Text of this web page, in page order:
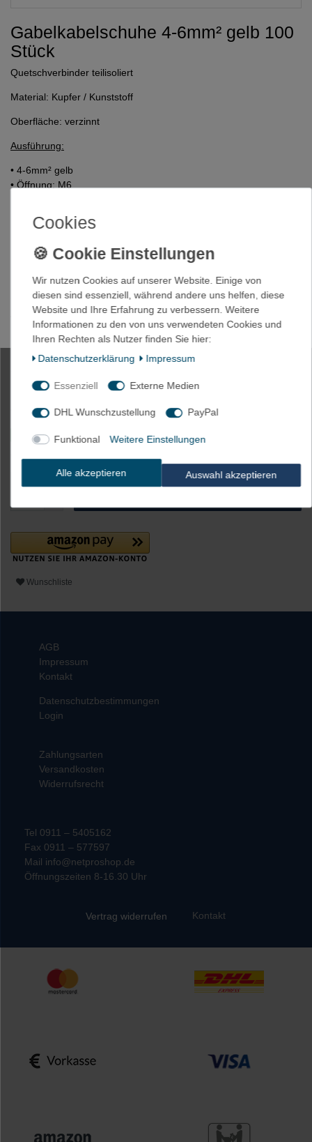
Gabelkabelschuhe 4-6mm² gelb 100
Stück
Quetschverbinder teilisoliert
Material: Kupfer / Kunststoff
Oberfläche: verzinnt
Ausführung:
• 4-6mm² gelb
• Öffnung: M6
M6 gelb
Artikelnummer1758-4/M6
8,95 EUR*
Grundpreis0,09 € / Stück
Innerhalb 24h versandfertig. Lieferzeit max. 5 Tage**
In den Warenkorb
Wunschliste
AGB
Impressum
Kontakt
Datenschutzbestimmungen
Login
Zahlungsarten
Versandkosten
Widerrufsrecht
Tel 0911 – 5405162
Fax 0911 – 577597
Mail info@netproshop.de
Öffnungszeiten 8-16.30 Uhr
Vertrag widerrufen Kontakt
Cookies
Wir nutzen Cookies auf unserer Website. Einige von
diesen sind essenziell, während andere uns helfen, diese
Website und Ihre Erfahrung zu verbessern. Weitere
Informationen zu den von uns verwendeten Cookies und
Ihren Rechten als Nutzer finden Sie hier:
Daten­schutz­erklärung
Impressum
Essenziell Externe Medien
DHL Wunschzustellung PayPal
Funktional Weitere Einstellungen
Alle akzeptieren Auswahl akzeptieren